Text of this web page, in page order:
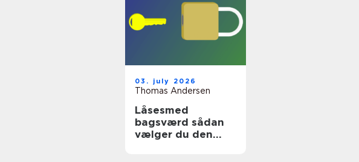
03. july 2026
Thomas Andersen
Låsesmed
bagsværd sådan
vælger du den